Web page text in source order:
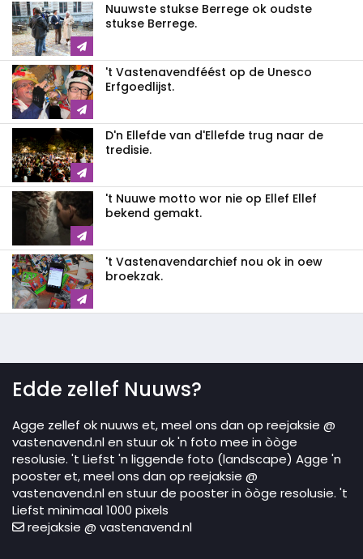
Nuuwste stukse Berrege ok oudste
stukse Berrege.
't Vastenavendféést op de Unesco
Erfgoedlijst.
D'n Ellefde van d'Ellefde trug naar de
tredisie.
't Nuuwe motto wor nie op Ellef Ellef
bekend gemakt.
't Vastenavendarchief nou ok in oew
broekzak.
Edde zellef Nuuws?
Agge zellef ok nuuws et, meel ons dan op reejaksie @
vastenavend.nl en stuur ok 'n foto mee in òòge
resolusie. 't Liefst 'n liggende foto (landscape) Agge 'n
pooster et, meel ons dan op reejaksie @
vastenavend.nl en stuur de pooster in òòge resolusie. 't
Liefst minimaal 1000 pixels
reejaksie @ vastenavend.nl